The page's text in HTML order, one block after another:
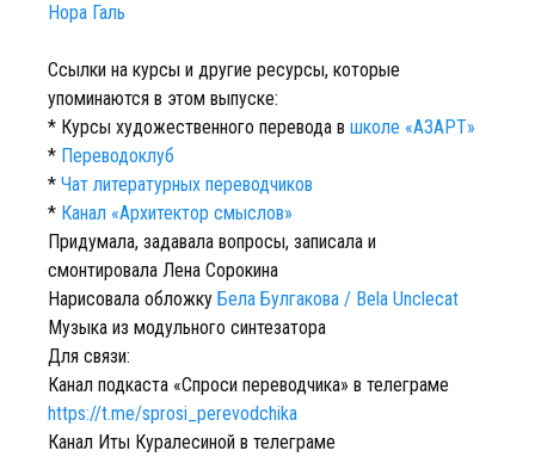
Нора Галь
Ссылки на курсы и другие ресурсы, которые
упоминаются в этом выпуске:
* Курсы художественного перевода в школе «АЗАРТ»
* Переводоклуб
* Чат литературных переводчиков
* Канал «Архитектор смыслов»
Придумала, задавала вопросы, записала и
смонтировала Лена Сорокина
Нарисовала обложку Бела Булгакова / Bela Unclecat
Музыка из модульного синтезатора
Для связи:
Канал подкаста «Спроси переводчика» в телеграме
https://t.me/sprosi_perevodchika
Канал Иты Куралесиной в телеграме